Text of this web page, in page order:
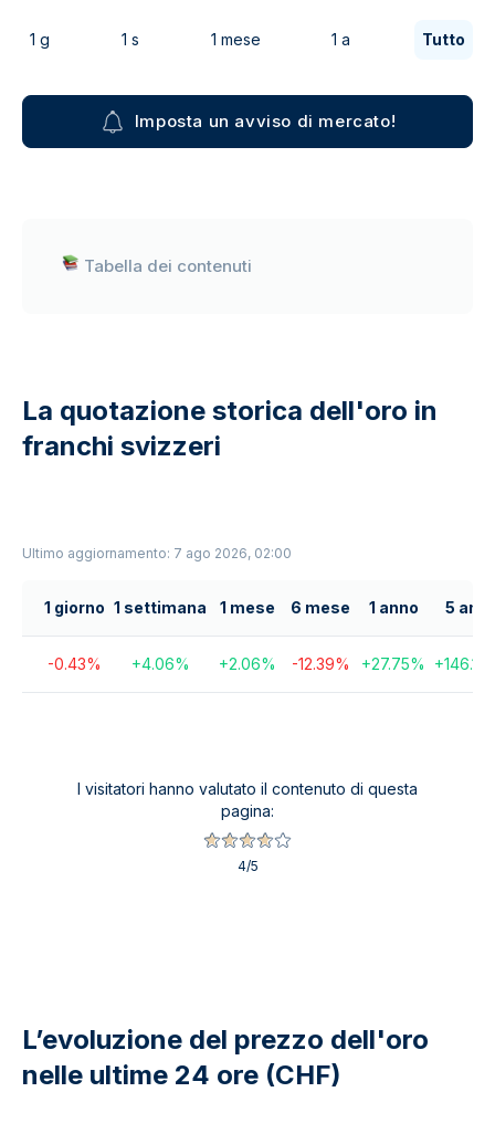
1 g 1 s 1 mese 1 a Tutto
Imposta un avviso di mercato!
Tabella dei contenuti
La quotazione storica dell'oro in
franchi svizzeri
Ultimo aggiornamento: 7 ago 2026, 02:00
1 giorno 1 settimana 1 mese 6 mese 1 anno 5 anni
-0.43% +4.06% +2.06% -12.39% +27.75% +146.14
I visitatori hanno valutato il contenuto di questa
pagina:
4/5
L’evoluzione del prezzo dell'oro
nelle ultime 24 ore (CHF)